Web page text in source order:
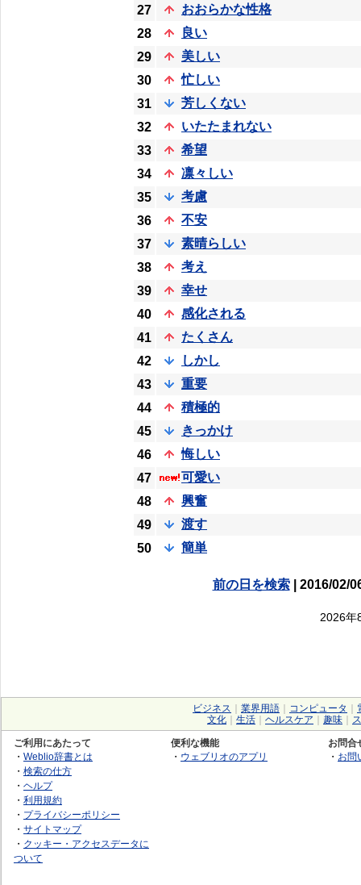
27
おおらかな性格
28
良い
29
美しい
30
忙しい
31
芳しくない
32
いたたまれない
33
希望
34
凛々しい
35
考慮
36
不安
37
素晴らしい
38
考え
39
幸せ
40
感化される
41
たくさん
42
しかし
43
重要
44
積極的
45
きっかけ
46
悔しい
47
可愛い
48
興奮
49
渡す
50
簡単
前の日を検索| 2016/02/
2026年
ビジネス 業界用語 コンピュータ
文化
生活 ヘルスケア 趣味
ご利用にあたって
・ Weblio辞書とは
・ 検索の仕方
・ ヘルプ
・ 利用規約
・ プライバシーポリシー
・ サイトマップ
・ クッキー・アクセスデータに
ついて
便利な機能
・ ウェブリオのアプリ
お問合
・ お問